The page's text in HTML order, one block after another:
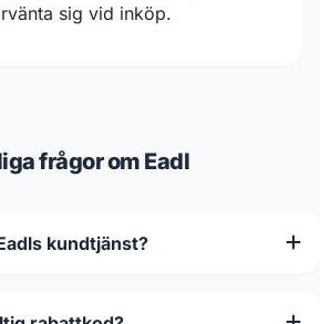
sig vid inköp.
frågor om Eadl
kundtjänst?